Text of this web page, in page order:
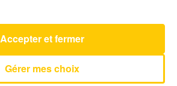
PIERRE DE MAERE
Gérer mes choix
Accepter et fermer